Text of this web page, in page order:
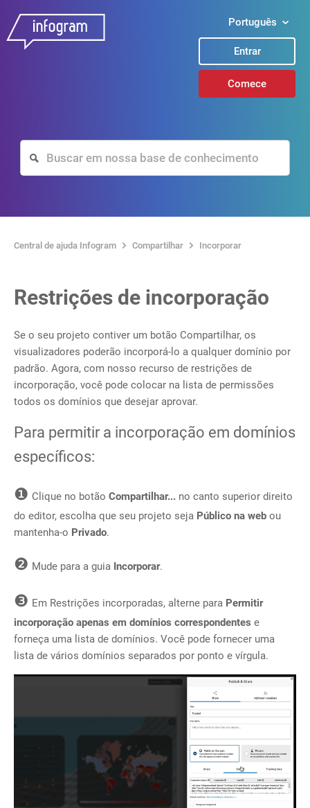
Português
Entrar
Comece
Central de ajuda Infogram Compartilhar Incorporar
Restrições de incorporação
Se o seu projeto contiver um botão Compartilhar, os
visualizadores poderão incorporá-lo a qualquer domínio por
padrão. Agora, com nosso recurso de restrições de
incorporação, você pode colocar na lista de permissões
todos os domínios que desejar aprovar.
Para permitir a incorporação em domínios
específicos:
❶ Clique no botão Compartilhar... no canto superior direito
do editor, escolha que seu projeto seja Público na web ou
mantenha-o Privado.
❷ Mude para a guia Incorporar.
❸ Em Restrições incorporadas, alterne para Permitir
incorporação apenas em domínios correspondentes e
forneça uma lista de domínios. Você pode fornecer uma
lista de vários domínios separados por ponto e vírgula.